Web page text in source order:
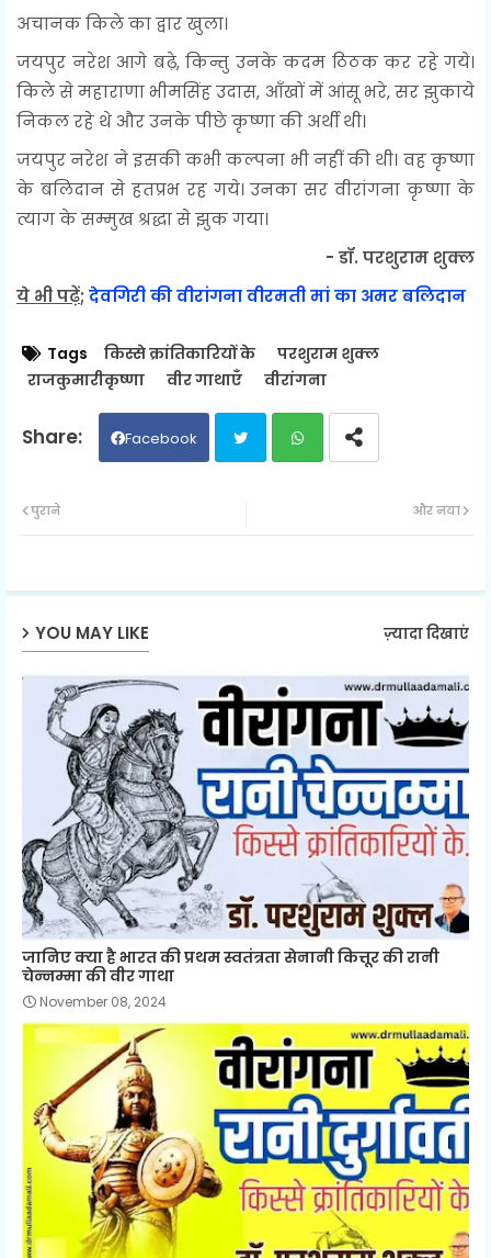
अचानक किले का द्वार खुला।
जयपुर नरेश आगे बढ़े, किन्तु उनके कदम ठिठक कर रहे गये।
किले से महाराणा भीमसिंह उदास, आँखों में आंसू भरे, सर झुकाये
निकल रहे थे और उनके पीछे कृष्णा की अर्थी थी।
जयपुर नरेश ने इसकी कभी कल्पना भी नहीं की थी। वह कृष्णा
के बलिदान से हतप्रभ रह गये। उनका सर वीरांगना कृष्णा के
त्याग के सम्मुख श्रद्धा से झुक गया।
- डॉ. परशुराम शुक्ल
ये भी पढ़ें; देवगिरी की वीरांगना वीरमती मां का अमर बलिदान
Tags किस्से क्रांतिकारियों के
परशुराम शुक्ल
राजकुमारीकृष्णा
वीर गाथाएँ वीरांगना
Facebook
ap
और नया
पुराने
YOU MAY LIKE ज़्यादा दिखाएं
जानिए क्या है भारत की प्रथम स्वतंत्रता सेनानी कित्तूर की रानी
चेन्नम्मा की वीर गाथा
November 08, 2024